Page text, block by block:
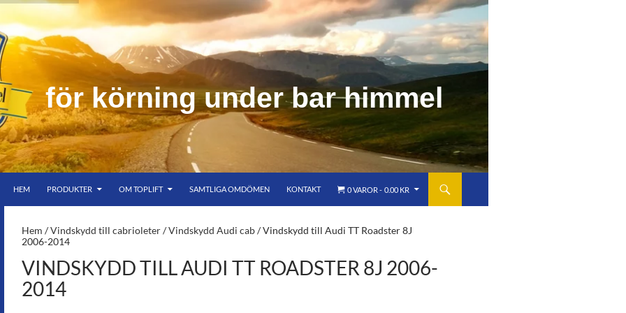
för körning under bar himmel
bar himmel
HEM
PRODUKTER OM TOPLIFT SAMTLIGA OMDÖMEN KONTAKT 0 VAROR 0.00 KR
Hem /Vindskydd till cabrioleter/Vindskydd Audi cab/ Vindskydd till Audi TT Roadster 8J
2006-2014
VINDSKYDD TILL AUDI TT ROADSTER 8J 2006-
2014